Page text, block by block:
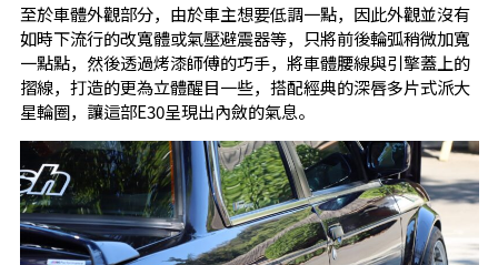
至於車體外觀部分，由於車主想要低調一點，因此外觀並沒有
如時下流行的改寬體或氣壓避震器等，只將前後輪弧稍微加寬
一點點，然後透過烤漆師傅的巧手，將車體腰線與引擎蓋上的
摺線，打造的更為立體醒目一些，搭配經典的深唇多片式派大
星輪圈，讓這部E30呈現出內斂的氣息。